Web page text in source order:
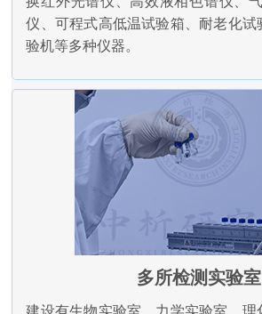
仪、可程式高低温试验箱、耐老化试
验机等多种仪器。
多所检测实验室